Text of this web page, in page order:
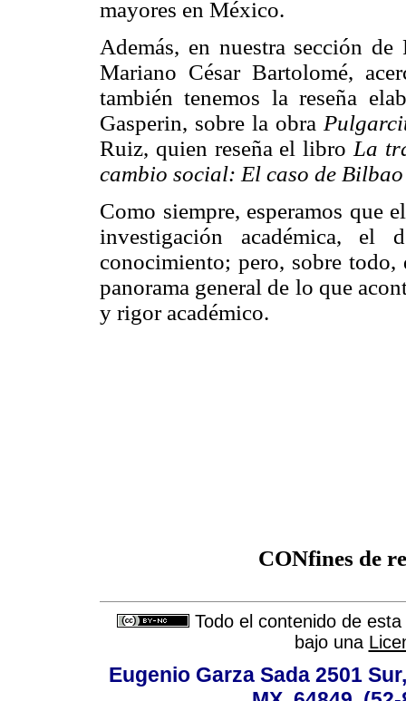
mayores en México.
Además, en nuestra sección
Mariano César Bartolomé,
también tenemos la reseña
Gasperin, sobre la obra
Ruiz, quien reseña el libro La
cambio social: El caso de Bilbao
Como siempre, esperamos que
investigación académica, el
conocimiento; pero, sobre
panorama general de lo que
y rigor académico.
CONfines de
Todo el contenido de
bajo una
Eugenio Garza Sada 2501